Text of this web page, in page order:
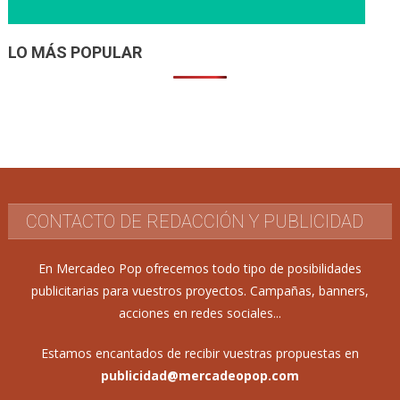
LO MÁS POPULAR
CONTACTO DE REDACCIÓN Y PUBLICIDAD
En Mercadeo Pop ofrecemos todo tipo de posibilidades
publicitarias para vuestros proyectos. Campañas, banners,
acciones en redes sociales...
Estamos encantados de recibir vuestras propuestas en
publicidad@mercadeopop.com